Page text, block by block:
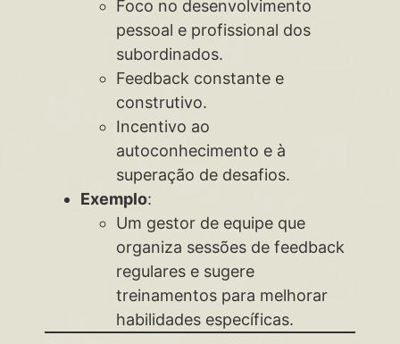
Foco no desenvolvimento
pessoal e profissional dos
subordinados.
Feedback constante e
construtivo.
Incentivo ao
autoconhecimento e à
superação de desafios.
Exemplo:
Um gestor de equipe que
organiza sessões de feedback
regulares e sugere
treinamentos para melhorar
habilidades específicas.